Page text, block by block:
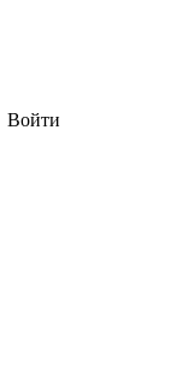
Войти